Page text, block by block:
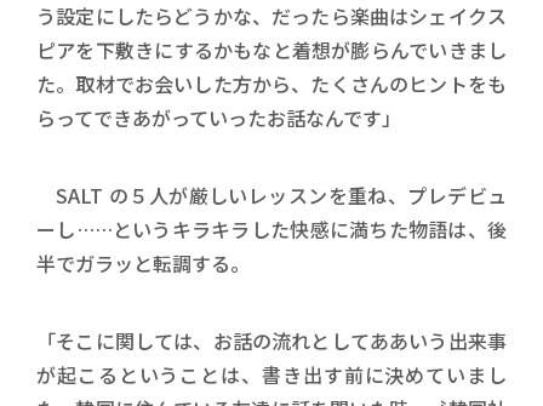
う設定にしたらどうかな、だったら楽曲はシェイクス
ピアを下敷きにするかもなと着想が膨らんでいきまし
た。取材でお会いした方から、たくさんのヒントをも
らってできあがっていったお話なんです」
SALT の５人が厳しいレッスンを重ね、プレデビュ
ーし……というキラキラした快感に満ちた物語は、後
半でガラッと転調する。
「そこに関しては、お話の流れとしてああいう出来事
が起こるということは、書き出す前に決めていまし